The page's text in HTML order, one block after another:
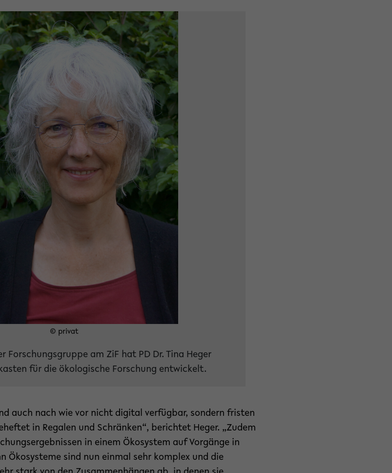
© privat
Forschungsgruppe am ZiF hat PD Dr. Tina Heger
für die ökologische Forschung entwickelt.
auch nach wie vor nicht digital verfügbar, sondern fristen
in Regalen und Schränken“, berichtet Heger. „Zudem
in einem Ökosystem auf Vorgänge in
Ökosysteme sind nun einmal sehr komplex und die